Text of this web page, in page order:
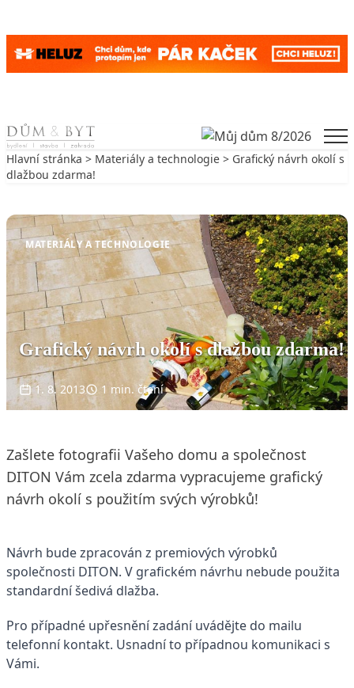
Skip to content
Hlavní stránka > Materiály a technologie > Grafický návrh okolí s
dlažbou zdarma!
MATERIÁLY A TECHNOLOGIE
Grafický návrh okolí s dlažbou zdarma!
1. 8. 2013 1 min. čtení
Zašlete fotografii Vašeho domu a společnost
DITON Vám zcela zdarma vypracujeme grafický
návrh okolí s použitím svých výrobků!
Návrh bude zpracován z premiových výrobků
společnosti DITON. V grafickém návrhu nebude použita
standardní šedivá dlažba.
Pro případné upřesnění zadání uvádějte do mailu
telefonní kontakt. Usnadní to případnou komunikaci s
Vámi.